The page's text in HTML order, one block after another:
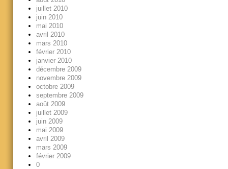
juillet 2010
juin 2010
mai 2010
avril 2010
mars 2010
février 2010
janvier 2010
décembre 2009
novembre 2009
octobre 2009
septembre 2009
août 2009
juillet 2009
juin 2009
mai 2009
avril 2009
mars 2009
février 2009
0